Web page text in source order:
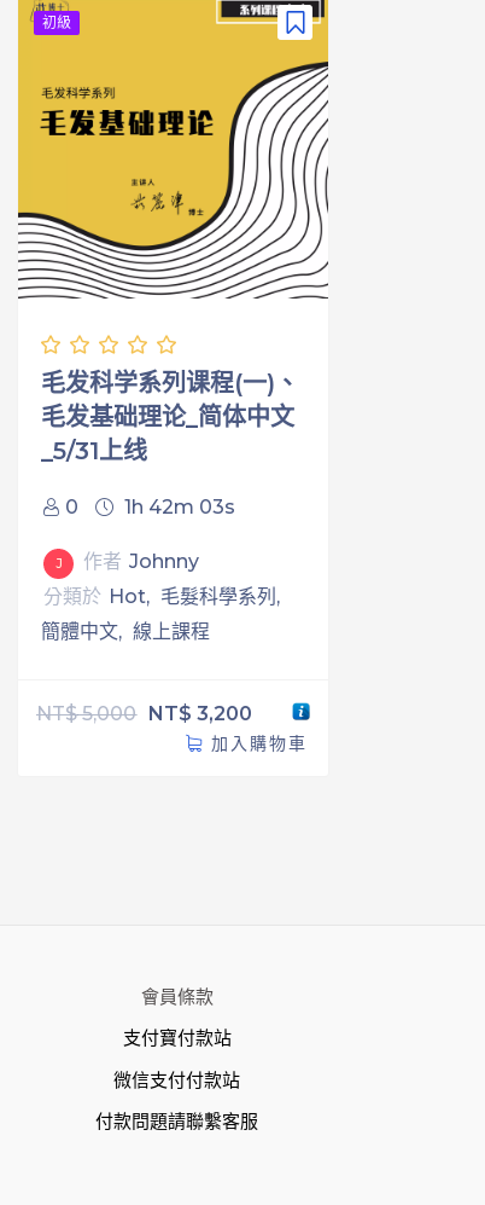
初級
毛发科学系列课程(一)、
毛发基础理论_简体中文
_5/31上线
0 1h 42m 03s
J 作者 Johnny
分類於 Hot
毛髮科學系列
簡體中文
線上課程
NT$5,000 NT$ 3,200
加入購物車
會員條款
支付寶付款站
微信支付付款站
付款問題請聯繫客服